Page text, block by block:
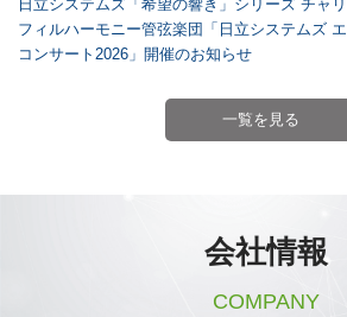
日立システムズ「希望の響き」シリーズ チャ
フィルハーモニー管弦楽団「日立システムズ
コンサート2026」開催のお知らせ
一覧を見る
会社情報
COMPANY